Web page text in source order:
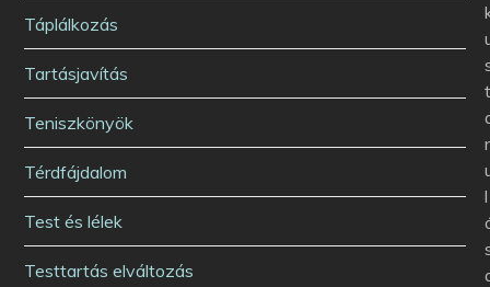
Táplálkozás
Tartásjavítás
Teniszkönyök
Térdfájdalom
Test és lélek
Testtartás elváltozás
l